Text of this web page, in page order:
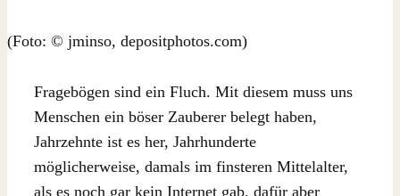
(Foto: © jminso, depositphotos.com)
Fragebögen sind ein Fluch. Mit diesem muss uns
Menschen ein böser Zauberer belegt haben,
Jahrzehnte ist es her, Jahrhunderte
möglicherweise, damals im finsteren Mittelalter,
als es noch gar kein Internet gab, dafür aber